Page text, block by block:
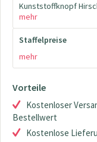
Kunststoffknopf
mehr
Staffelpreise
mehr
Vorteile
Kostenloser
Bestellwert
Kostenlose